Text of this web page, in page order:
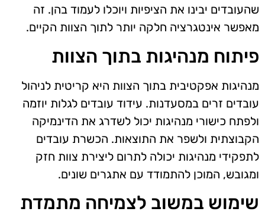
שהעובדים יבינו את הציפיות ויוכלו לעמוד בהן. זה
מאפשר אינטגרציה חלקה יותר לתוך הצוות הקיים.
פיתוח מנהיגות בתוך הצוות
מנהיגות אפקטיבית בתוך הצוות היא קריטית לניהול
עובדים זרים במסעדנות. עידוד עובדים לגלות יוזמה
ולפתח כישורי מנהיגות יכול לשדרג את הדינמיקה
הקבוצתית ולשפר את התוצאות. הכשרת עובדים
לתפקידי מנהיגות יכולה לתרום ליצירת צוות חזק
ומגובש, המוכן להתמודד עם אתגרים שונים.
שימוש במשוב לצמיחה מתמדת